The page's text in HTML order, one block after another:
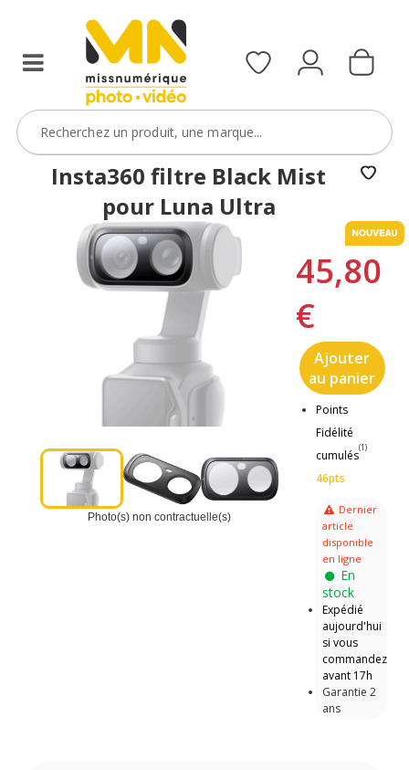
Insta360 filtre Black Mist
pour Luna Ultra
Photo(s) non contractuelle(s)
45,80
€
Ajouter
au panier
Points
Fidélité
cumulés
(1)
46pts
Dernier
article
disponible
en ligne
En
stock
Expédié
aujourd'hui
si vous
commandez
avant 17h
Garantie 2
ans